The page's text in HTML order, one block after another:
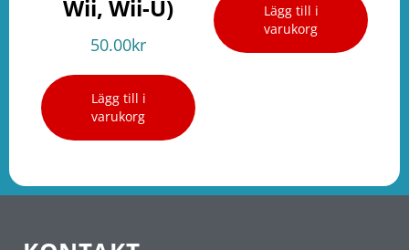
Wii, Wii-U)
50.00kr
Lägg till i
varukorg
Lägg till i
varukorg